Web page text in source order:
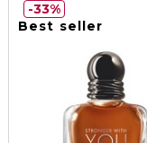
Best seller
33%